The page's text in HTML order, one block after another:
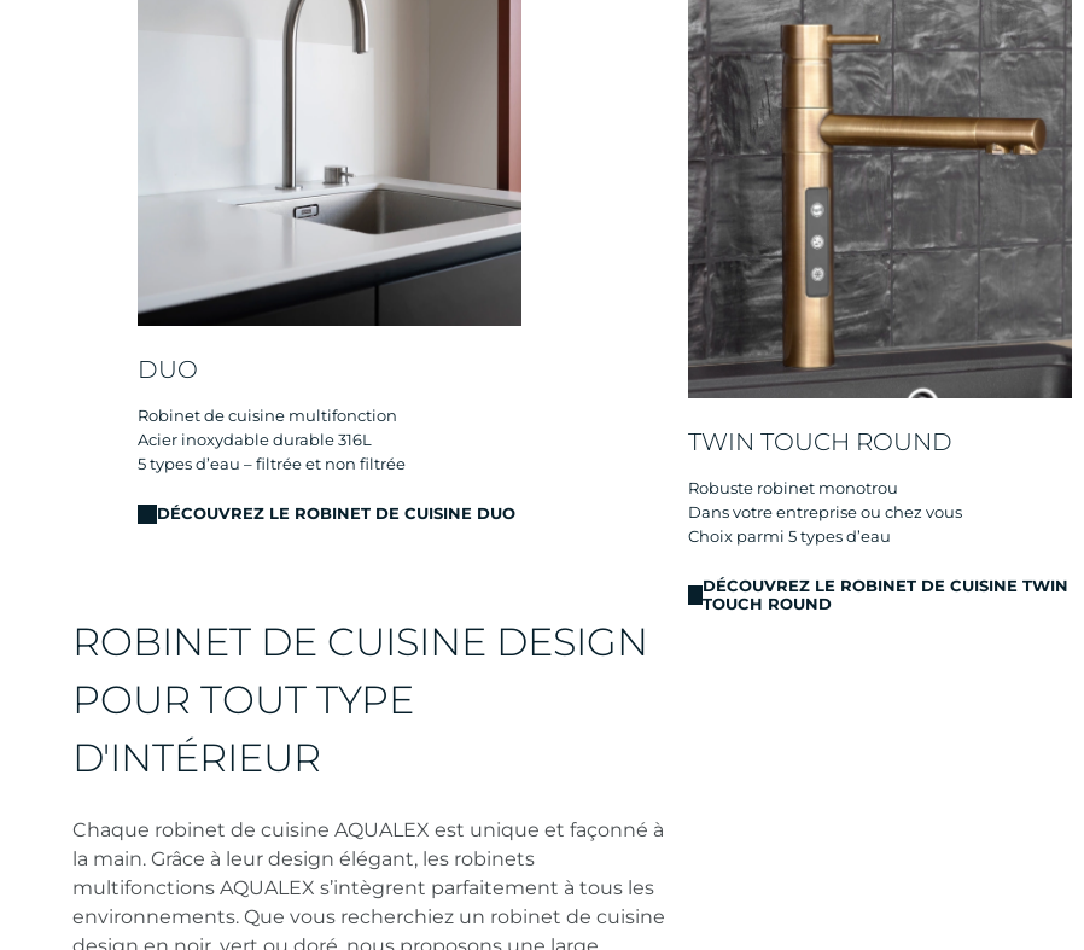
DUO
Robinet de cuisine multifonction
Acier inoxydable durable 316L
5 types d’eau – filtrée et non filtrée
DÉCOUVREZ LE ROBINET DE CUISINE DUO
TWIN TOUCH ROUND
Robuste robinet monotrou
Dans votre entreprise ou chez vous
Choix parmi 5 types d’eau
DÉCOUVREZ LE ROBINET DE CUISINE TWIN
TOUCH ROUND
ROBINET DE CUISINE DESIGN
POUR TOUT TYPE
D'INTÉRIEUR
Chaque robinet de cuisine AQUALEX est unique et façonné à
la main. Grâce à leur design élégant, les robinets
multifonctions AQUALEX s’intègrent parfaitement à tous les
environnements. Que vous recherchiez un robinet de cuisine